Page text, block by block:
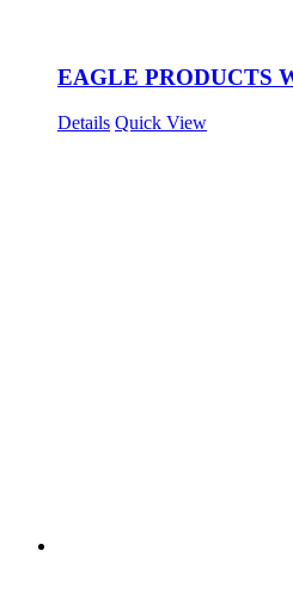
EAGLE PRODUCTS
Details Quick View